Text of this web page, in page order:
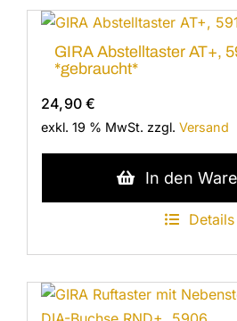
GIRA Abstelltaster AT+,
*gebraucht*
24,90€
exkl. 19 % MwSt. zzgl. Versand
In den
Details